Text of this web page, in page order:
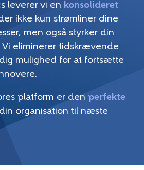
leverer vi en konsolideret
ikke kun strømliner dine
men også styrker din
eliminerer tidskrævende
mulighed for at fortsætte
platform er den perfekte
organisation til næste